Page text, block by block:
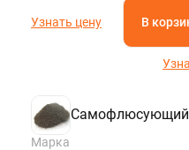
Узнать цену В
Марка